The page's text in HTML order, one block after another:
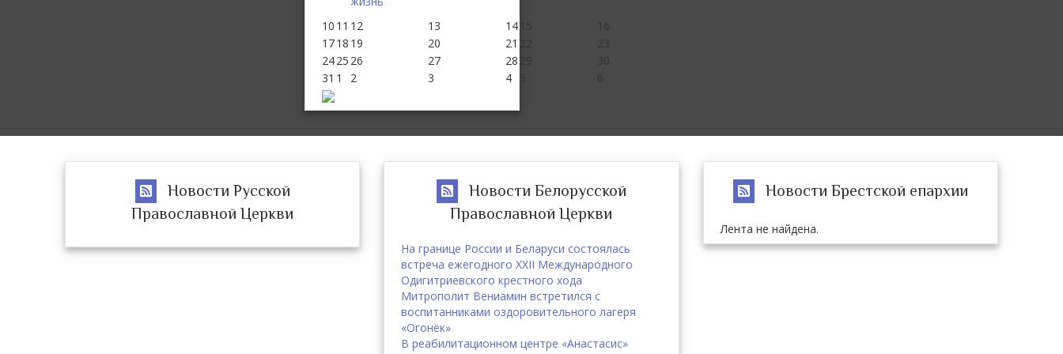
10 11 12 13 14
1718 19 20 21
2425 26 27 28
31 1 2 3 4
Новости Русской
Православной Церкви
Новости Белорусской
Православной Церкви
На границе России и Беларуси состоялась
встреча ежегодного XXII Международного
Одигитриевского крестного хода
Митрополит Вениамин встретился с
воспитанниками оздоровительного лагеря
«Огонёк»
В реабилитационном центре «Анастасис»
Новости Брестской епархии
Лента не найдена.